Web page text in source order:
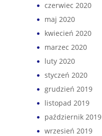
czerwiec 2020
maj 2020
kwiecień 2020
marzec 2020
luty 2020
styczeń 2020
grudzień 2019
listopad 2019
październik 2019
wrzesień 2019